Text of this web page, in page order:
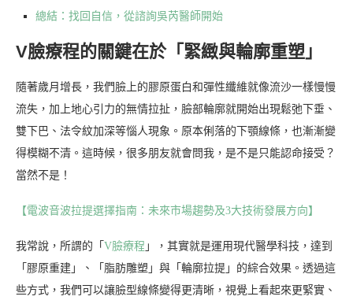
總結：找回自信，從諮詢吳芮醫師開始
V臉療程的關鍵在於「緊緻與輪廓重塑」
隨著歲月增長，我們臉上的膠原蛋白和彈性纖維就像流沙一樣慢慢
流失，加上地心引力的無情拉扯，臉部輪廓就開始出現鬆弛下垂、
雙下巴、法令紋加深等惱人現象。原本俐落的下顎線條，也漸漸變
得模糊不清。這時候，很多朋友就會問我，是不是只能認命接受？
當然不是！
【電波音波拉提選擇指南：未來市場趨勢及3大技術發展方向】
我常說，所謂的「 V臉療程 」，其實就是運用現代醫學科技，達到
「膠原重建」、「脂肪雕塑」與「輪廓拉提」的綜合效果。透過這
些方式，我們可以讓臉型線條變得更清晰，視覺上看起來更緊實、